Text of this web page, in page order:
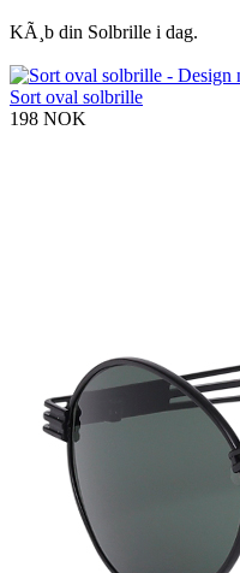
KÃ¸b din Solbrille i dag.
Sort oval solbrille
198 NOK